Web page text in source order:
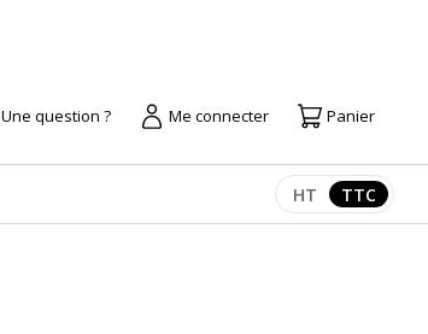
Une question ? Me connecter Panier
Afficher les
HT TTC